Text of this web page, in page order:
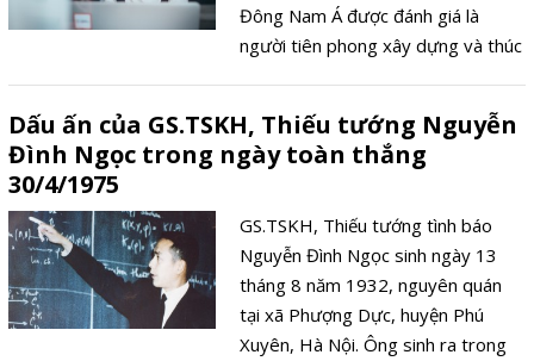
Đông Nam Á được đánh giá là
người tiên phong xây dựng và thúc
Binance - sàn tiền số lớn nhất thế
giới.
Dấu ấn của GS.TSKH, Thiếu tướng Nguyễn
Đình Ngọc trong ngày toàn thắng
30/4/1975
GS.TSKH, Thiếu tướng tình báo
Nguyễn Đình Ngọc sinh ngày 13
tháng 8 năm 1932, nguyên quán
tại xã Phượng Dực, huyện Phú
Xuyên, Hà Nội. Ông sinh ra trong